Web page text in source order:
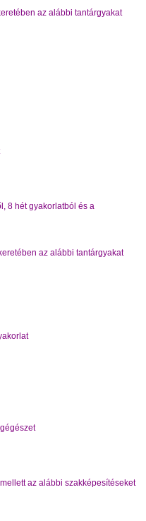
az alábbi tantárgyakat
8 hét gyakorlatból és a
az alábbi tantárgyakat
az alábbi szakképesítéseket